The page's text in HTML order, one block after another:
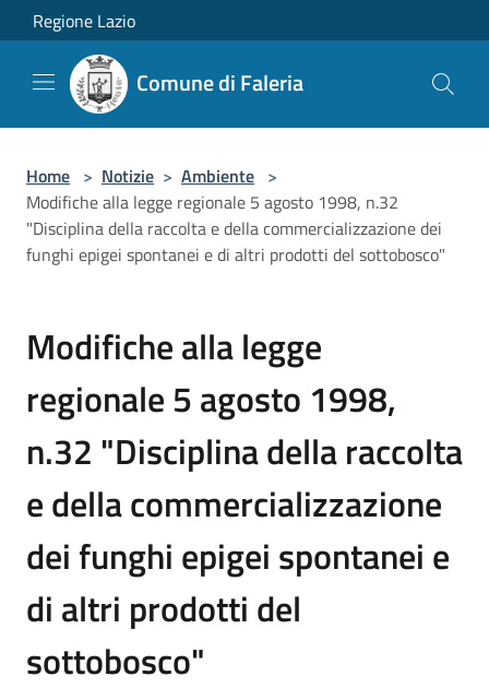
Salta al contenuto principale
Regione Lazio
Comune di Faleria
Home > Notizie > Ambiente >
Modifiche alla legge regionale 5 agosto 1998, n.32
"Disciplina della raccolta e della commercializzazione dei
funghi epigei spontanei e di altri prodotti del sottobosco"
Modifiche alla legge
regionale 5 agosto 1998,
n.32 "Disciplina della raccolta
e della commercializzazione
dei funghi epigei spontanei e
di altri prodotti del
sottobosco"